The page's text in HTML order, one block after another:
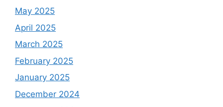
May 2025
April 2025
March 2025
February 2025
January 2025
December 2024